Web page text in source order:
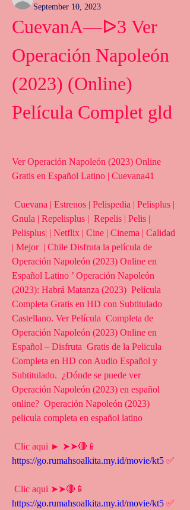
September 10, 2023
CuevanA—ᐅ3 Ver
Operación Napoleón
(2023) (Online)
Película Complet gld
Ver Operación Napoleón (2023) Online
Gratis en Español Latino | Cuevana41
Gnula | Repelisplus |  Repelis | Pelis |
Pelisplus| | Netflix | Cine | Cinema | Calidad
| Mejor  | Chile Disfruta la película de
Operación Napoleón (2023) Online en
Español Latino ’ Operación Napoleón
(2023): Habrá Matanza (2023)  Película
Completa Gratis en HD con Subtitulado
Castellano. Ver Película  Completa de
Operación Napoleón (2023) Online en
Español – Disfruta  Gratis de la Pelicula
Completa en HD con Audio Español y
Subtitulado.  ¿Dónde se puede ver
Operación Napoleón (2023) en español
online?  Operación Napoleón (2023)
pelicula completa en español latino
https://go.rumahsoalkita.my.id/movie/kt5 ✅
https://go.rumahsoalkita.my.id/movie/kt5 ✅